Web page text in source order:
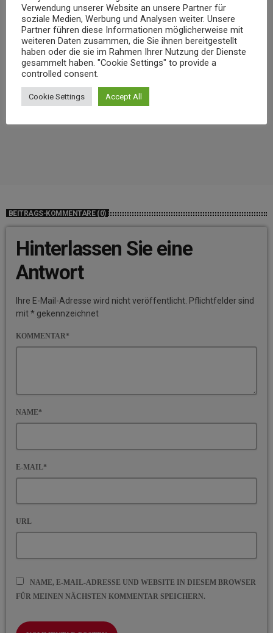
NEWS
BEITRAGS-KOMMENTARE (0)
Hinterlassen Sie eine
Antwort
Ihre E-Mail-Adresse wird nicht veröffentlicht. Pflichtfelder sind
mit * gekennzeichnet
KOMMENTAR*
NAME*
E-MAIL*
URL
NAME, E-MAIL-ADRESSE UND WEBSITE IN DIESEM BROWSER
FÜR MEINEN NÄCHSTEN KOMMENTAR SPEICHERN.
Verwendung unserer Website an unsere Partner für
soziale Medien, Werbung und Analysen weiter. Unsere
Partner führen diese Informationen möglicherweise mit
weiteren Daten zusammen, die Sie ihnen bereitgestellt
haben oder die sie im Rahmen Ihrer Nutzung der Dienste
gesammelt haben. "Cookie Settings" to provide a
controlled consent.
Cookie Settings Accept All